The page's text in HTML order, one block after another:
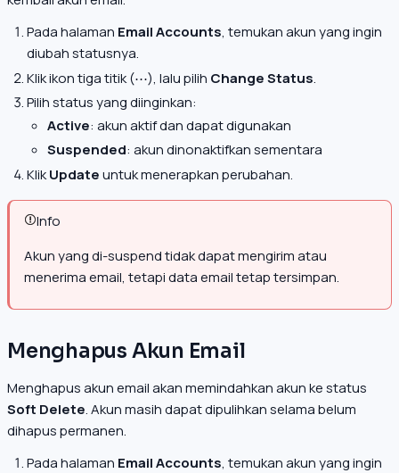
Pada halaman Email Accounts, temukan akun yang ingin
diubah statusnya.
Klik ikon tiga titik (⋯), lalu pilih Change Status.
Pilih status yang diinginkan:
Active: akun aktif dan dapat digunakan
Suspended: akun dinonaktifkan sementara
KlikUpdateuntuk menerapkan perubahan.
Info
Akun yang di-suspend tidak dapat mengirim atau
menerima email, tetapi data email tetap tersimpan.
Menghapus Akun Email
Menghapus akun email akan memindahkan akun ke status
Soft Delete. Akun masih dapat dipulihkan selama belum
dihapus permanen.
Pada halaman Email Accounts, temukan akun yang ingin